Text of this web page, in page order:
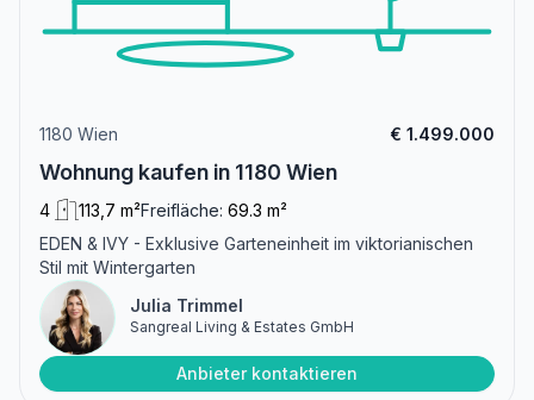
1180 Wien € 1.499.000
Wohnung kaufen in 1180 Wien
4 113,7 m²Freifläche: 69.3 m²
EDEN & IVY - Exklusive Garteneinheit im viktorianischen
Stil mit Wintergarten
Julia Trimmel
Sangreal Living & Estates GmbH
Anbieter kontaktieren